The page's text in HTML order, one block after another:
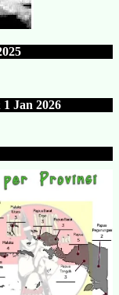
5
Jan 2026